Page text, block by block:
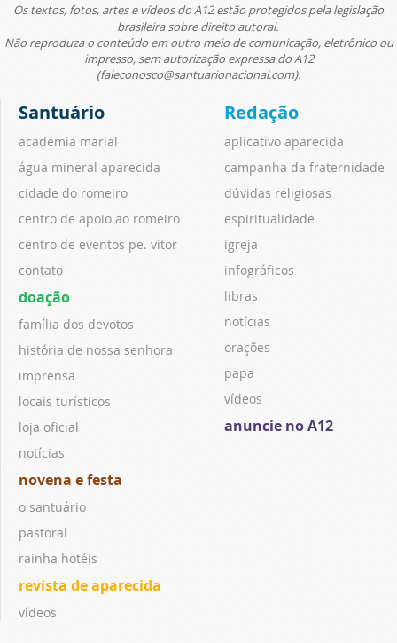
Os textos, fotos, artes e vídeos do A12 estão protegidos pela legislação
brasileira sobre direito autoral.
Não reproduza o conteúdo em outro meio de comunicação, eletrônico ou
impresso, sem autorização expressa do A12
(faleconosco@santuarionacional.com).
Santuário
academia marial
água mineral aparecida
cidade do romeiro
centro de apoio ao romeiro
centro de eventos pe. vitor
contato
doação
família dos devotos
história de nossa senhora
imprensa
locais turísticos
loja oficial
notícias
novena e festa
o santuário
pastoral
rainha hotéis
revista de aparecida
vídeos
Redação
aplicativo aparecida
campanha da fraternidade
dúvidas religiosas
espiritualidade
igreja
infográficos
libras
notícias
orações
papa
vídeos
anuncie no A12